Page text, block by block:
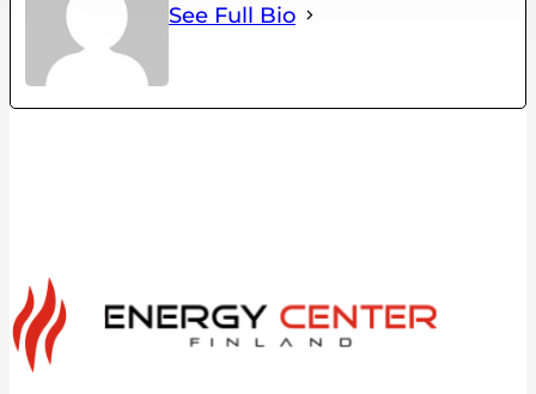
See Full Bio